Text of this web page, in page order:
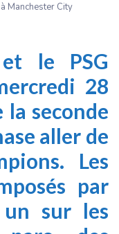
Manchester City
le PSG
28
la seconde
aller de
Les
par
sur les